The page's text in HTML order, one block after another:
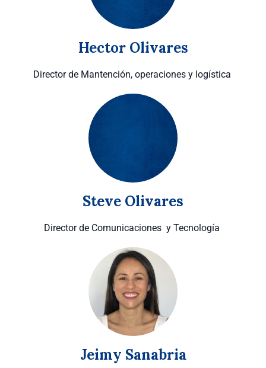
Hector Olivares
Director de Mantención, operaciones y logística
Steve Olivares
Director de Comunicaciones y Tecnología
Jeimy Sanabria